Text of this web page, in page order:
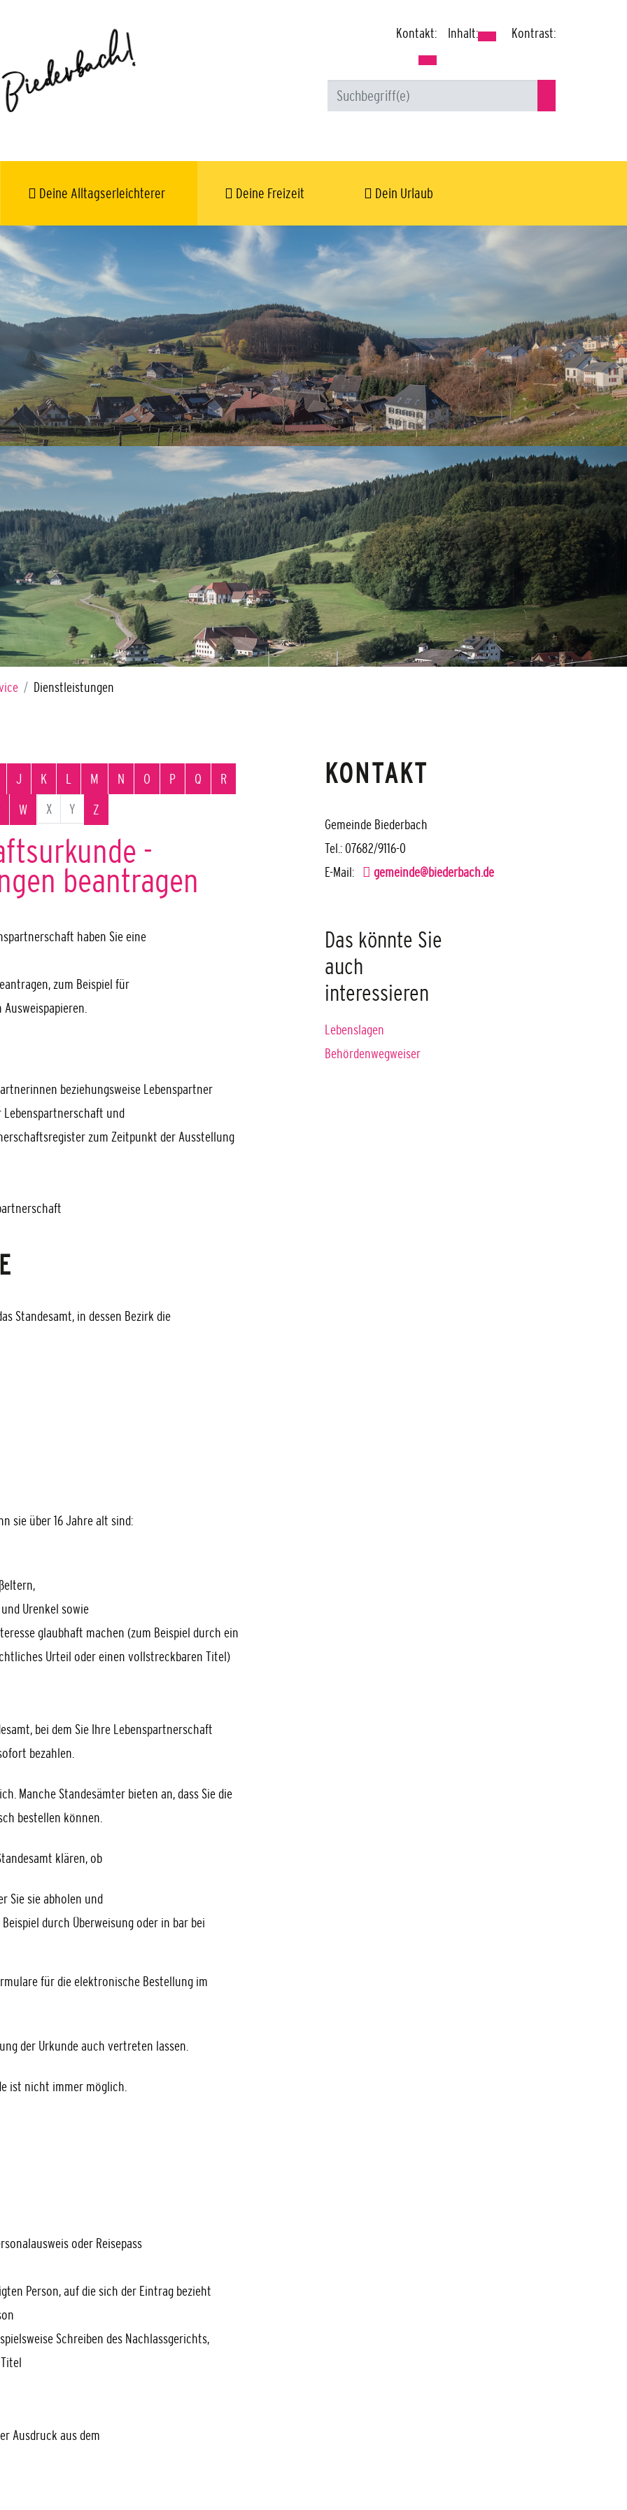
Kontakt: Inhalt: Kontrast:
Deine Alltagserleichterer Deine Freizeit Dein Urlaub
Dienstleistungen
J K L M N O P Q
R
W X Y Z
-
beantragen
haben Sie eine
zum Beispiel für
beziehungsweise Lebenspartner
und
zum Zeitpunkt der Ausstellung
Standesamt, in dessen Bezirk die
sie über 16 Jahre alt sind:
Urenkel sowie
glaubhaft machen (zum Beispiel durch ein
Urteil oder einen vollstreckbaren Titel)
bei dem Sie Ihre Lebenspartnerschaft
bezahlen.
Manche Standesämter bieten an, dass Sie die
bestellen können.
klären, ob
Sie sie abholen und
Beispiel durch Überweisung oder in bar bei
für die elektronische Bestellung im
der Urkunde auch vertreten lassen.
ist nicht immer möglich.
oder Reisepass
Person, auf die sich der Eintrag bezieht
Schreiben des Nachlassgerichts,
Ausdruck aus dem
KONTAKT
Gemeinde Biederbach
Tel.: 07682/9116-0
E-Mail:
gemeinde@biederbach.de
Das könnte Sie
auch
interessieren
Lebenslagen
Behördenwegweiser